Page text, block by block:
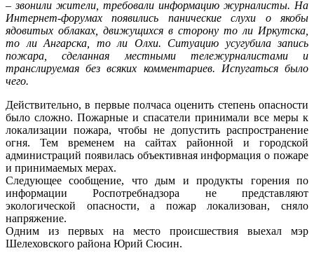
– звонили жители, требовали информацию журналисты. На
Интернет-форумах появились панические слухи о якобы
ядовитых облаках, движущихся в сторону то ли Иркутска,
то ли Ангарска, то ли Олхи. Ситуацию усугубила запись
пожара, сделанная местными тележурналистами и
транслируемая без всяких комментариев. Испугаться было
чего.
Действительно, в первые полчаса оценить степень опасности
было сложно. Пожарные и спасатели принимали все меры к
локализации пожара, чтобы не допустить распространение
огня. Тем временем на сайтах районной и городской
администраций появилась объективная информация о пожаре
и принимаемых мерах.
Следующее сообщение, что дым и продукты горения по
информации Роспотребнадзора не представляют
экологической опасности, а пожар локализован, сняло
напряжение.
Одним из первых на место происшествия выехал мэр
Шелеховского района Юрий Сюсин.